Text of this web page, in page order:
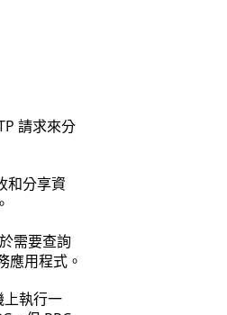
請求來分
和分享資
需要查詢
應用程式。
上執行一